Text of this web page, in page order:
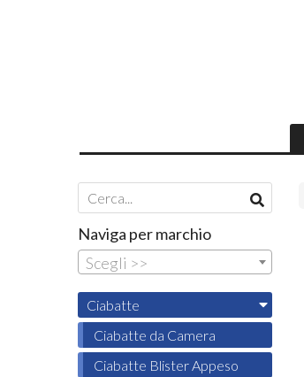
Naviga per marchio
Scegli >>
Ciabatte
Ciabatte da Camera
Ciabatte Blister Appeso